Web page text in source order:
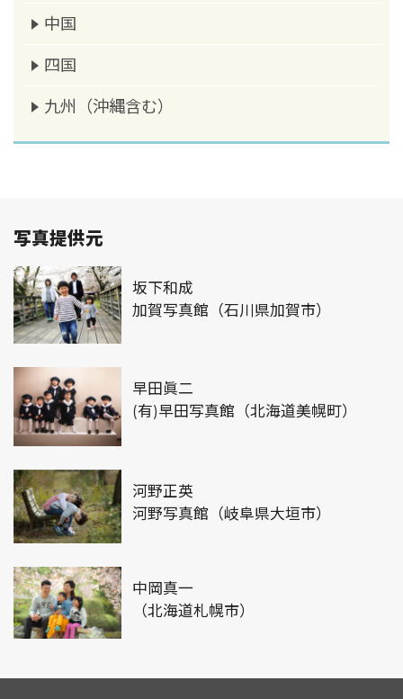
中国
四国
九州（沖縄含む）
写真提供元
坂下和成
加賀写真館（石川県加賀市）
早田眞二
(有)早田写真館（北海道美幌町）
河野正英
河野写真館（岐阜県大垣市）
中岡真一
（北海道札幌市）